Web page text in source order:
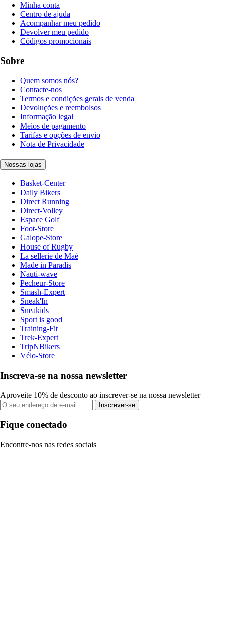
Minha conta
Centro de ajuda
Acompanhar meu pedido
Devolver meu pedido
Códigos promocionais
Sobre
Quem somos nós?
Contacte-nos
Termos e condições gerais de venda
Devoluções e reembolsos
Informação legal
Meios de pagamento
Tarifas e opções de envio
Nota de Privacidade
Nossas lojas
Basket-Center
Daily Bikers
Direct Running
Direct-Volley
Espace Golf
Foot-Store
Galope-Store
House of Rugby
La sellerie de Maé
Made in Paradis
Nauti-wave
Pecheur-Store
Smash-Expert
Sneak'In
Sneakids
Sport is good
Training-Fit
Trek-Expert
TripNBikers
Vélo-Store
Inscreva-se na nossa newsletter
Aproveite 10% de desconto ao inscrever-se na nossa newsletter
Inscrever-se
Fique conectado
Encontre-nos nas redes sociais